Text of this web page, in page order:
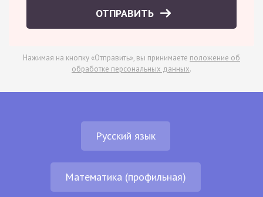
ОТПРАВИТЬ
Нажимая на кнопку «Отправить», вы принимаете положение об
обработке персональных данных.
Русский язык
Математика (профильная)